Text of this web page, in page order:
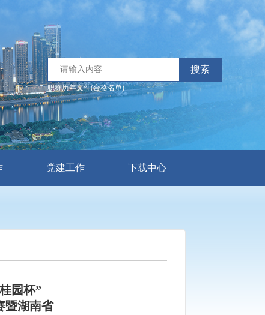
搜索
职称历年文件(合格名单)
党建工作 下载中心
园杯”
暨湖南省